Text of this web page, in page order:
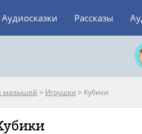
Аудиосказки Рассказы
малышей > Игрушки > Кубики